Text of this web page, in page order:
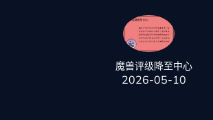
魔兽评级降至中心
2026-05-10